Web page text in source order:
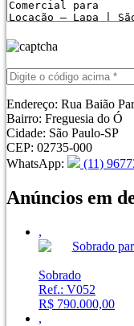
Endereço: Rua Baião
Bairro: Freguesia do Ó
Cidade: São Paulo-SP
CEP: 02735-000
WhatsApp: (11)
Anúncios em
,
Sobrado
Ref.: V052
R$ 790.000,00
,